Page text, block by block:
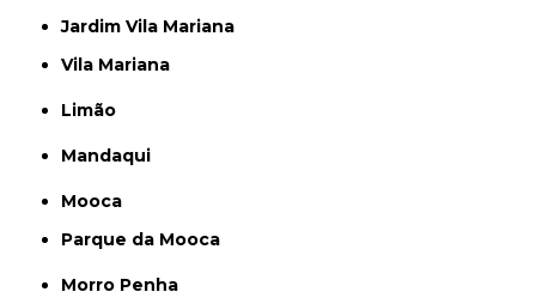
Jardim Vila Mariana
Vila Mariana
Limão
Mandaqui
Mooca
Parque da Mooca
Morro Penha